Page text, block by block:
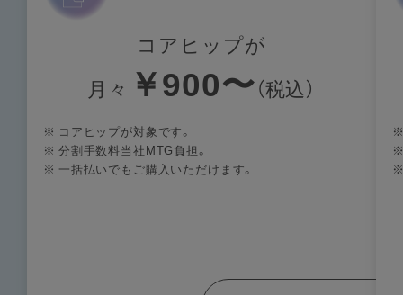
コアヒップが
月々 ￥900〜 （税込）
※ コアヒップが対象です。
※ 分割手数料当社MTG負担。
※ 一括払いでもご購入いただけます。